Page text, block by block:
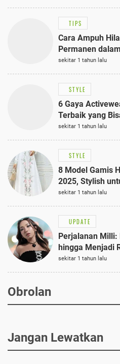
TIPS
Cara Ampuh
Permanen
sekitar 1 tahun lalu
STYLE
6 Gaya
Terbaik yang
sekitar 1 tahun lalu
STYLE
8 Model Gamis
2025, Stylish
Semi-Formal
sekitar 1 tahun lalu
UPDATE
Perjalanan
hingga Menjadi
sekitar 1 tahun lalu
Obrolan
Jangan Lewatkan